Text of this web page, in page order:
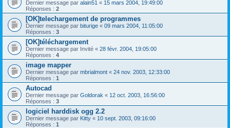
Dernier message par alain51 « 15 mars 2004, 19:49:00
Réponses : 2
[OK]telechargement de programmes
Dernier message par biturige « 09 mars 2004, 11:05:00
Réponses : 3
[OK]téléchargement
Dernier message par Invité « 28 févr. 2004, 19:05:00
Réponses : 4
image mapper
Dernier message par mbrialmont « 24 nov. 2003, 12:33:00
Réponses : 1
Autocad
Dernier message par Goldorak « 12 oct. 2003, 16:56:00
Réponses : 3
logiciel harddisk ogg 2.2
Dernier message par Kitty « 10 sept. 2003, 09:16:00
Réponses : 1